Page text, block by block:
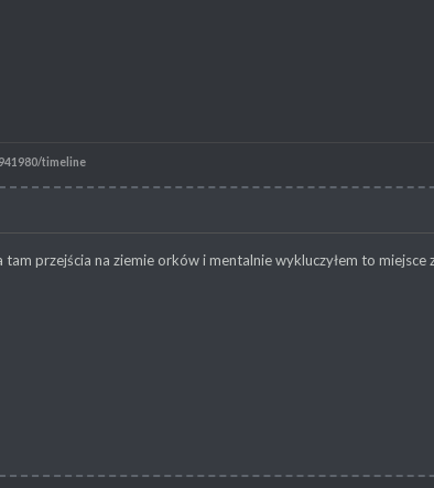
timeline
tam przejścia na ziemie orków i mentalnie wykluczyłem to miejsce